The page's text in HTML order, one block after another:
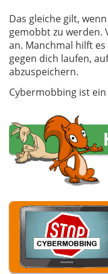
Das gleiche gilt,
gemobbt zu werden.
an. Manchmal hilft
gegen dich laufen,
abzuspeichern.
Cybermobbing ist ein